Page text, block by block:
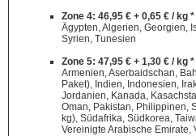
Zone 4: 46,95 € + 0,65 € / kg *
Ägypten, Algerien, Georgien,
Syrien, Tunesien
Zone 5: 47,95 € + 1,30 € / kg *
Armenien, Aserbaidschan,
Paket), Indien, Indonesien,
Jordanien, Kanada,
Oman, Pakistan, Philippinen,
kg), Südafrika, Südkorea,
Vereinigte Arabische Emirate,